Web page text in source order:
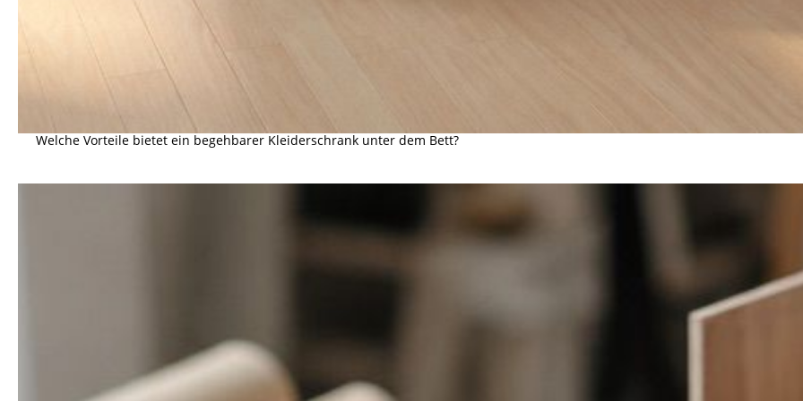
Welche Vorteile bietet ein begehbarer Kleiderschrank unter dem Bett?